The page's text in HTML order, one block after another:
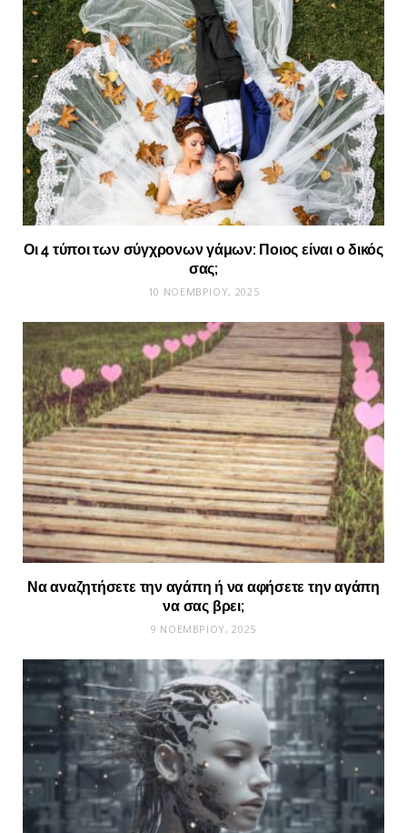
Οι 4 τύποι των σύγχρονων γάμων: Ποιος είναι ο δικός
σας;
10 ΝΟΕΜΒΡΊΟΥ, 2025
Να αναζητήσετε την αγάπη ή να αφήσετε την αγάπη
να σας βρει;
9 ΝΟΕΜΒΡΊΟΥ, 2025